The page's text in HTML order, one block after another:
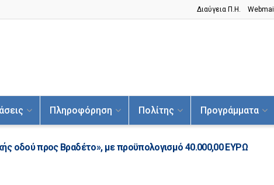
Διαύγεια Π.H. Webmail
Πληροφόρηση Πολίτης Προγράμματα
οδού προς Βραδέτο», με προϋπολογισμό 40.000,00 ΕΥΡΩ